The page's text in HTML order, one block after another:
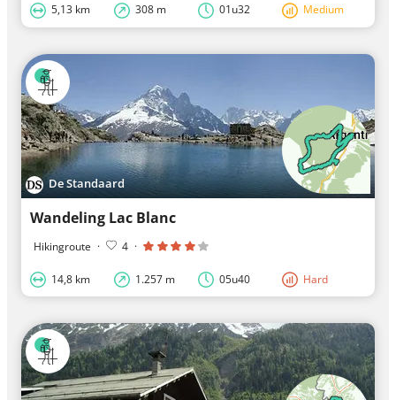
5,13 km 308 m 01u32 Medium
De Standaard
Wandeling Lac Blanc
Hikingroute · 4 ·
14,8 km 1.257 m 05u40 Hard